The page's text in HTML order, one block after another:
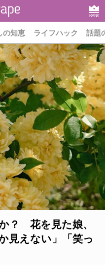
RANK
の知恵 ライフハック 話題
？ 花を見た娘、
見えない」「笑っ